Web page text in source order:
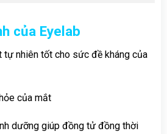
của Eyelab
tự nhiên tốt cho sức đề kháng của
của mắt
dưỡng giúp đồng tử đồng thời